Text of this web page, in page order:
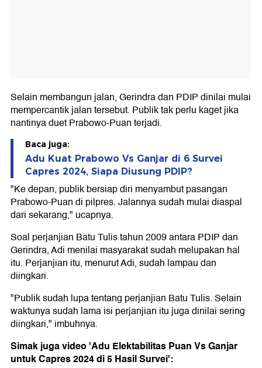
Selain membangun jalan, Gerindra dan PDIP dinilai mulai
mempercantik jalan tersebut. Publik tak perlu kaget jika
nantinya duet Prabowo-Puan terjadi.
Baca juga:
Adu Kuat Prabowo Vs Ganjar di 6 Survei
Capres 2024, Siapa Diusung PDIP?
"Ke depan, publik bersiap diri menyambut pasangan
Prabowo-Puan di pilpres. Jalannya sudah mulai diaspal
dari sekarang," ucapnya.
Soal perjanjian Batu Tulis tahun 2009 antara PDIP dan
Gerindra, Adi menilai masyarakat sudah melupakan hal
itu. Perjanjian itu, menurut Adi, sudah lampau dan
diingkari.
"Publik sudah lupa tentang perjanjian Batu Tulis. Selain
waktunya sudah lama isi perjanjian itu juga dinilai sering
diingkari," imbuhnya.
Simak juga video 'Adu Elektabilitas Puan Vs Ganjar
untuk Capres 2024 di 5 Hasil Survei':